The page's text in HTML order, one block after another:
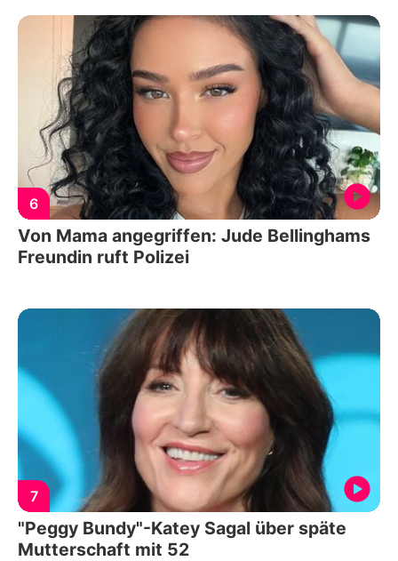
6
Von Mama angegriffen: Jude Bellinghams
Freundin ruft Polizei
7
"Peggy Bundy"-Katey Sagal über späte
Mutterschaft mit 52